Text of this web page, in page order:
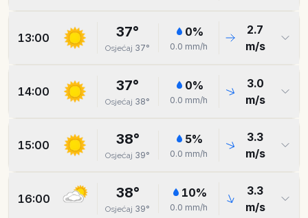
13:00 37°
Osjećaj 37°
0%
0.0 mm/h
2.7
m/s
14:00 37°
Osjećaj 38°
0%
0.0 mm/h
3.0
m/s
15:00 38°
Osjećaj 39°
5%
0.0 mm/h
3.3
m/s
16:00 38°
Osjećaj 39°
10%
0.0 mm/h
3.3
m/s